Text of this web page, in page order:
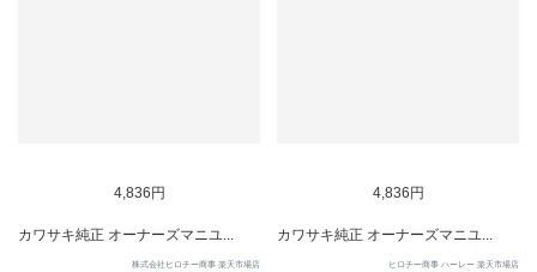
4,836円
カワサキ純正 オーナーズマニユ...
株式会社ヒロチー商事 楽天市場店
4,836円
カワサキ純正 オーナーズマニユ...
ヒロチー商事 ハーレー 楽天市場店